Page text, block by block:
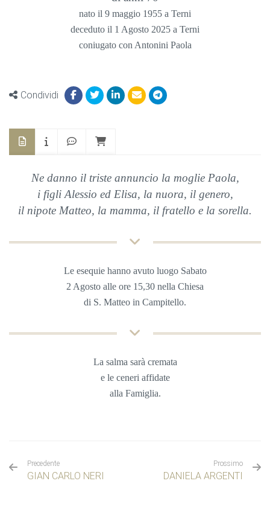
nato il 9 maggio 1955 a Terni
deceduto il 1 Agosto 2025 a Terni
coniugato con Antonini Paola
Condividi
Ne danno il triste annuncio la moglie Paola,
i figli Alessio ed Elisa, la nuora, il genero,
il nipote Matteo, la mamma, il fratello e la sorella.
Le esequie hanno avuto luogo Sabato
2 Agosto alle ore 15,30 nella Chiesa
di S. Matteo in Campitello.
La salma sarà cremata
e le ceneri affidate
alla Famiglia.
Precedente
GIAN CARLO NERI
Prossimo
DANIELA ARGENTI